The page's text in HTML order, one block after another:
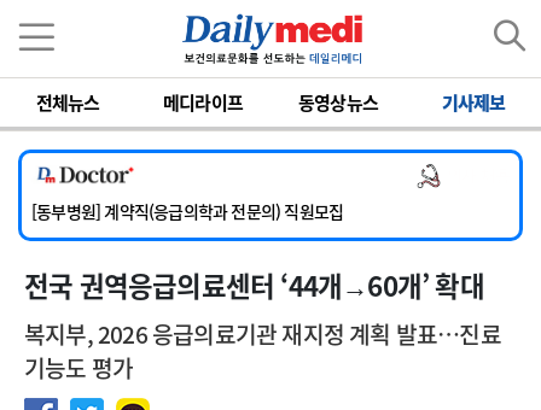
전체뉴스 메디라이프 동영상뉴스 기사제보
[서울아산병원] 2026년 하반기 인턴 모집
[영남대학교의료원] 마취통증의학과 임기제 임상의사 채용
[충남대학교병원] 소아청소년과(소아응급전담) 계약직 의사 공개채용
[동부병원] 계약직(응급의학과 전문의) 직원모집
[이대목동병원] 하반기 전공의(레지던트1년차) 모집
[서울아산병원] 2026년 하반기 인턴 모집
전국 권역응급의료센터 ‘44개→60개’ 확대
복지부, 2026 응급의료기관 재지정 계획 발표…진료
기능도 평가